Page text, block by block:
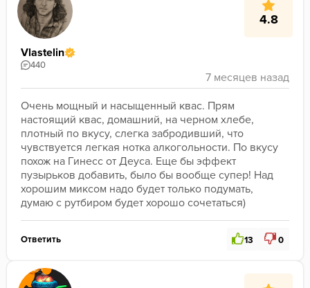
4.8
Vlastelin
440
Очень мощный и насыщенный квас. Прям
настоящий квас, домашний, на черном хлебе,
плотный по вкусу, слегка забродивший, что
чувствуется легкая нотка алкогольности. По вкусу
похож на Гинесс от Деуса. Еще бы эффект
пузырьков добавить, было бы вообще супер! Над
хорошим миксом надо будет только подумать,
думаю с рутбиром будет хорошо сочетаться)
Ответить 13 0